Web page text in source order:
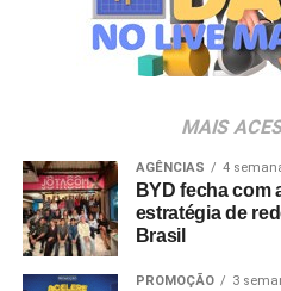
Club C Yellow Ranger:
de Sabre DinoZord, o Club C
Veia”, conceito focado na
da música e da hospitalidade
no canal oficial da
de R$ 3.950,00. As demais
evento serão divulgadas nos
nos próximos meses.
MAIS
AGÊNCIAS 4
BYD fecha com
estratégia de
Brasil
PROMOÇÃO 3